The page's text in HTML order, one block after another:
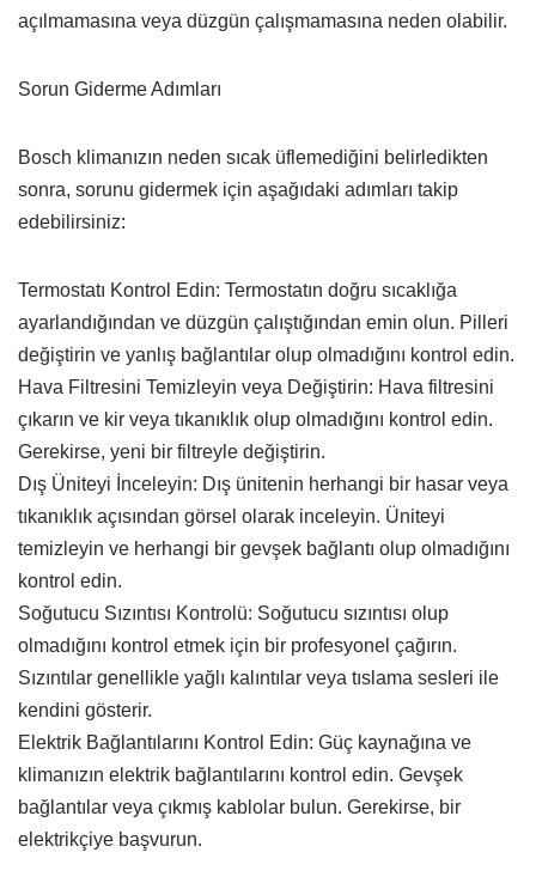
açılmamasına veya düzgün çalışmamasına neden olabilir.
Sorun Giderme Adımları
Bosch klimanızın neden sıcak üflemediğini belirledikten
sonra, sorunu gidermek için aşağıdaki adımları takip
edebilirsiniz:
Termostatı Kontrol Edin: Termostatın doğru sıcaklığa
ayarlandığından ve düzgün çalıştığından emin olun. Pilleri
değiştirin ve yanlış bağlantılar olup olmadığını kontrol edin.
Hava Filtresini Temizleyin veya Değiştirin: Hava filtresini
çıkarın ve kir veya tıkanıklık olup olmadığını kontrol edin.
Gerekirse, yeni bir filtreyle değiştirin.
Dış Üniteyi İnceleyin: Dış ünitenin herhangi bir hasar veya
tıkanıklık açısından görsel olarak inceleyin. Üniteyi
temizleyin ve herhangi bir gevşek bağlantı olup olmadığını
kontrol edin.
Soğutucu Sızıntısı Kontrolü: Soğutucu sızıntısı olup
olmadığını kontrol etmek için bir profesyonel çağırın.
Sızıntılar genellikle yağlı kalıntılar veya tıslama sesleri ile
kendini gösterir.
Elektrik Bağlantılarını Kontrol Edin: Güç kaynağına ve
klimanızın elektrik bağlantılarını kontrol edin. Gevşek
bağlantılar veya çıkmış kablolar bulun. Gerekirse, bir
elektrikçiye başvurun.